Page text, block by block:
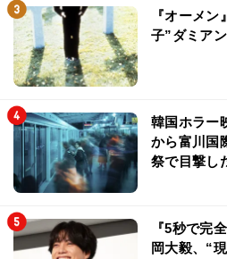
『オーメ
子”ダミア
韓国ホラー
から富川国
祭で目撃し
『5秒で完
岡大毅、“